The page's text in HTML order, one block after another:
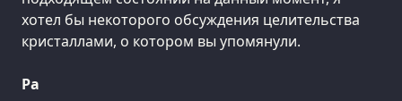
хотел бы некоторого обсуждения целительства
кристаллами, о котором вы упомянули.
Ра